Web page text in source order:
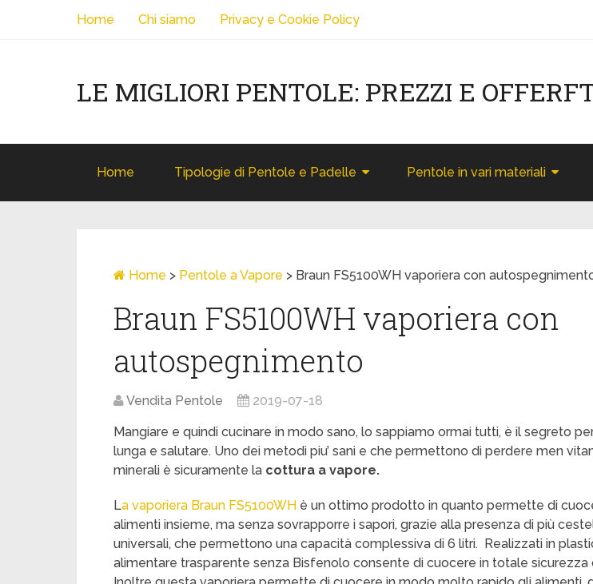
Home Chi siamo Privacy e Cookie Policy
LE MIGLIORI PENTOLE: PREZZI E
Home Tipologie di Pentole e Padelle Pentole in vari materiali
Home > Pentole a Vapore > Braun FS5100WH vaporiera con
Braun FS5100WH vaporiera con
autospegnimento
Vendita Pentole 2019-07-18
Mangiare e quindi cucinare in modo sano, lo sappiamo ormai tutti, è il segreto
lunga e salutare. Uno dei metodi piu’ sani e che permettono di perdere men
minerali è sicuramente la cottura a vapore.
La vaporiera Braun FS5100WH è un ottimo prodotto in quanto permette di
alimenti insieme, ma senza sovrapporre i sapori, grazie alla presenza di più
universali, che permettono una capacità complessiva di 6 litri. Realizzati in
alimentare trasparente senza Bisfenolo consente di cuocere in totale sicurezza